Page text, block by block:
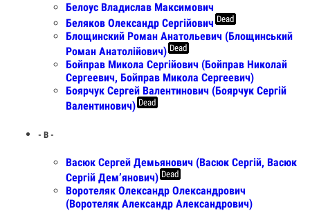
Белоус Владислав Максимович
Беляков Олександр Сергійович Dead
Блощинский Роман Анатольевич (Блощинський
Роман Анатолійович) Dead
Бойправ Микола Сергійович (Бойправ Николай
Сергеевич, Бойправ Микола Сергеевич)
Боярчук Сергей Валентинович (Боярчук Сергій
Валентинович) Dead
- В -
Васюк Сергей Демьянович (Васюк Сергій, Васюк
Сергій Дем’янович) Dead
Воротеляк Олександр Олександрович
(Воротеляк Александр Александрович)